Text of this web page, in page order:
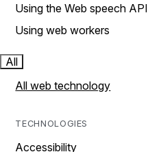
Using the Web speech API
Using web workers
All
All web technology
TECHNOLOGIES
Accessibility